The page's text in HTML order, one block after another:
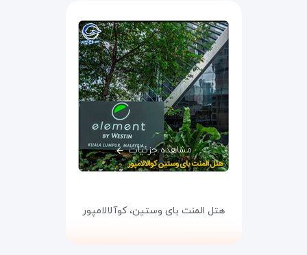
مشاهده جزئیات
هتل المنت بای وستین،کوآلالامپور